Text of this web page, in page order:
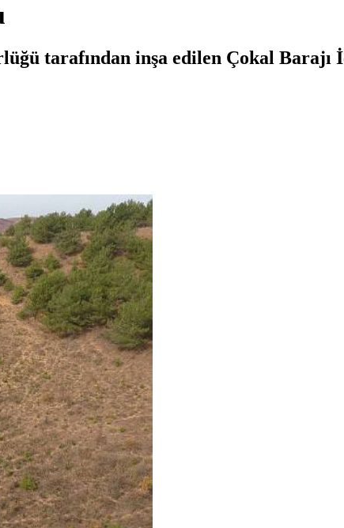
tarafından inşa edilen Çokal Barajı